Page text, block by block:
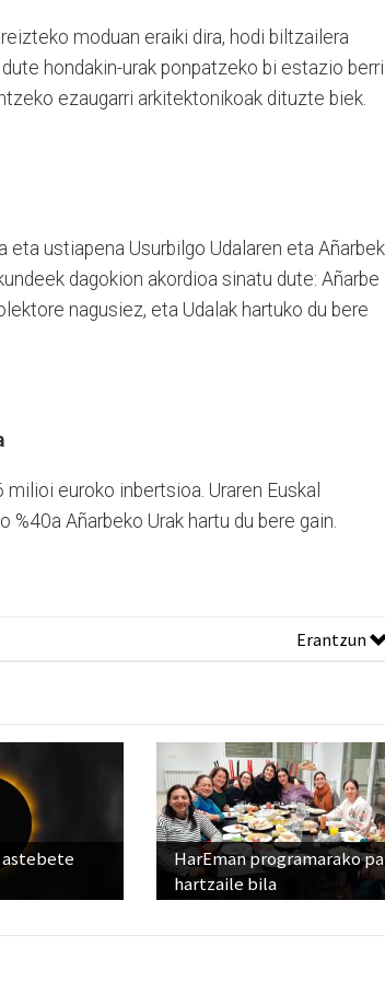
moduan eraiki dira, hodi biltzailera
hondakin-urak ponpatzeko bi estazio berri
ezaugarri arkitektonikoak dituzte biek.
ustiapena Usurbilgo Udalaren eta
dagokion akordioa sinatu dute: Añarbe
nagusiez, eta Udalak hartuko du bere
euroko inbertsioa. Uraren Euskal
Añarbeko Urak hartu du bere gain.
Erantzun
HarEman programarako
hartzaile bila